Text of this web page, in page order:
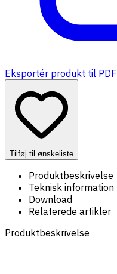
Eksportér produkt til PDF
Tilføj til ønskeliste
Produktbeskrivelse
Teknisk information
Download
Relaterede artikler
Produktbeskrivelse